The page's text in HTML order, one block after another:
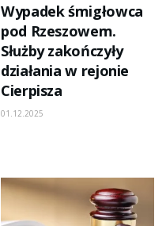
Wypadek śmigłowca
pod Rzeszowem.
Służby zakończyły
działania w rejonie
Cierpisza
01.12.2025